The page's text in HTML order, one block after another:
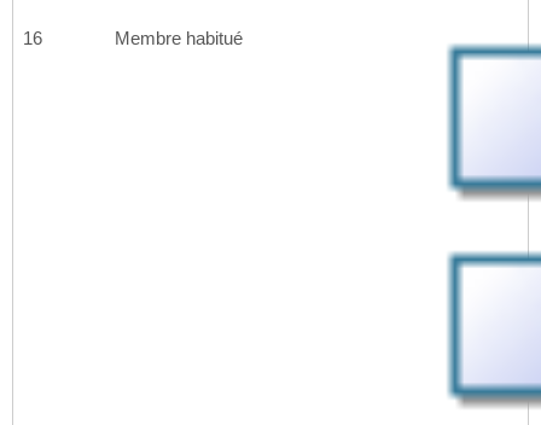
16 Membre habitué